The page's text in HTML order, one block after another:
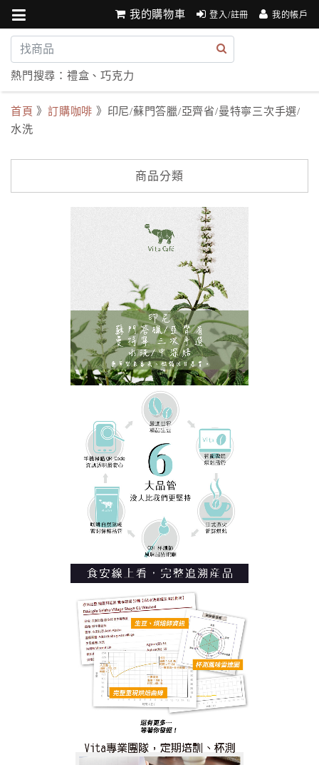
我的購物車 登入/註冊 我的帳戶
首頁 》訂購咖啡 》印尼/蘇門答臘/亞齊省/曼特寧三次手選/
水洗
熱門搜尋： 禮盒 、巧克力
商品分類